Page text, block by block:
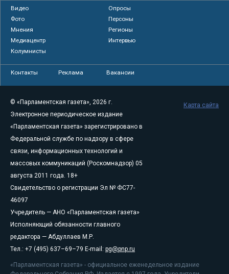
Видео
Опросы
Фото
Персоны
Мнения
Регионы
Медиацентр
Интервью
Колумнисты
Контакты Реклама Вакансии
© «Парламентская газета», 2026 г.
Электронное периодическое издание
«Парламентская газета» зарегистрировано в
Федеральной службе по надзору в сфере
связи, информационных технологий и
массовых коммуникаций (Роскомнадзор) 05
августа 2011 года. 18+
Свидетельство о регистрации Эл № ФС77-
46097
Учредитель — АНО «Парламентская газета»
Исполняющий обязанности главного
редактора — Абдуллаев М.Р.
Тел.: +7 (495) 637–69–79 E-mail: pg@pnp.ru
«Парламентская газета» - официальное еженедельное издание
Карта сайта